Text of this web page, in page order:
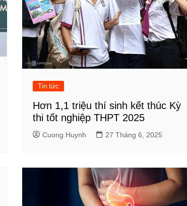
Tin tức
Hơn 1,1 triệu thí sinh kết thúc Kỳ
thi tốt nghiệp THPT 2025
Cuong Huynh 27 Tháng 6, 2025